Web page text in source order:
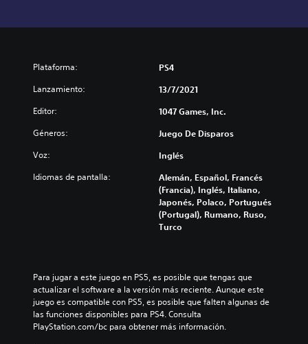
Plataforma: PS4
Lanzamiento: 13/7/2021
Editor: 1047 Games, Inc.
Géneros: Juego De Disparos
Voz: Inglés
Idiomas de pantalla:
Alemán, Español, Francés
(Francia), Inglés, Italiano,
Japonés, Polaco, Portugués
(Portugal), Rumano, Ruso,
Turco
Para jugar a este juego en PS5, es posible que tengas que
actualizar el software a la versión más reciente. Aunque este
juego es compatible con PS5, es posible que falten algunas de
las funciones disponibles para PS4. Consulta
PlayStation.com/bc para obtener más información.